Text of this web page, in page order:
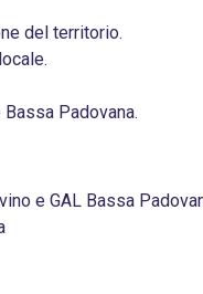
del territorio.
Padovana.
e GAL Bassa